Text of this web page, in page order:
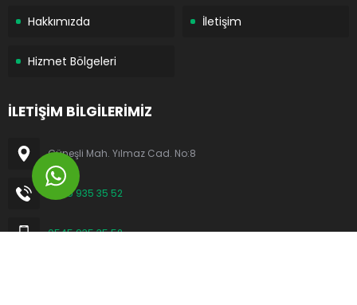
Hakkımızda İletişim
Hizmet Bölgeleri
İLETİŞİM BİLGİLERİMİZ
Güneşli Mah. Yılmaz Cad. No:8
0545 935 35 52
0545 935 35 52